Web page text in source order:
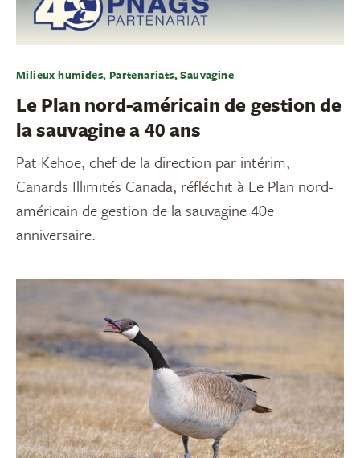
Milieux humides, Partenariats, Sauvagine
Le Plan nord-américain de gestion de
la sauvagine a 40 ans
Pat Kehoe, chef de la direction par intérim,
Canards Illimités Canada, réfléchit à Le Plan nord-
américain de gestion de la sauvagine 40e
anniversaire.